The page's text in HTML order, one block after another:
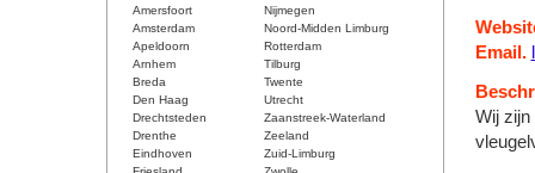
Amersfoort
Nijmegen
Amsterdam
Noord-Midden Limburg
Apeldoorn
Rotterdam
Arnhem
Tilburg
Breda
Twente
Den Haag
Utrecht
Drechtsteden
Zaanstreek-Waterland
Drenthe
Zeeland
Eindhoven
Zuid-Limburg
Email.
Wij zijn